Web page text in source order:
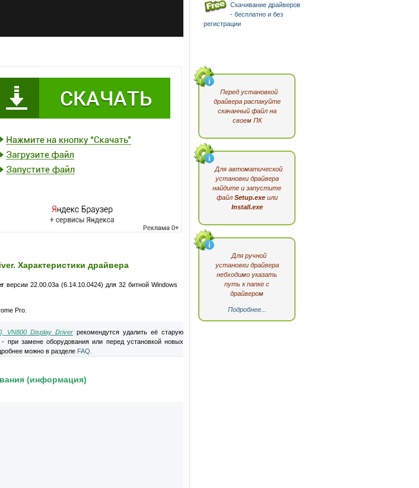
Скачивание драйверов
- бесплатно и без
регистрации
Перед установкой
драйвера распакуйте
скачанный файл на
своем ПК
Для автоматической
установки драйвера
найдите и запустите
файл Setup.exeили
Install.exe
Для ручной
установки драйвера
небходимо указать
путь к папке с
драйвером
Подробнее...
Характеристики драйвера
версии 22.00.03a (6.14.10.0424) для 32 битной Windows
Pro.
VN800 Display Driver рекомендутся удалить её старую
при замене оборудования или перед установкой новых
можно в разделе FAQ.
(информация)